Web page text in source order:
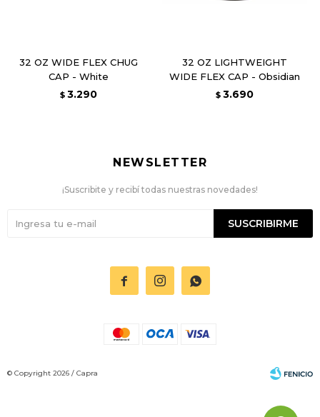
32 OZ WIDE FLEX CHUG
CAP - White
$ 3.290
32 OZ LIGHTWEIGHT
WIDE FLEX CAP - Obsidian
$ 3.690
  
NEWSLETTER
¡Suscribite y recibí todas nuestras novedades!
SUSCRIBIRME
© Copyright 2026 / Capra